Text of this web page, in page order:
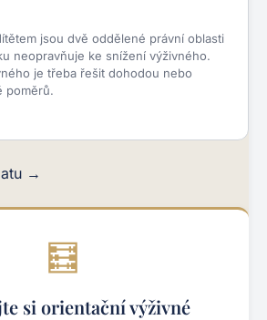
jsou dvě oddělené právní oblasti
neopravňuje ke snížení výživného.
je třeba řešit dohodou nebo
poměrů.
→
🧮
si orientační výživné